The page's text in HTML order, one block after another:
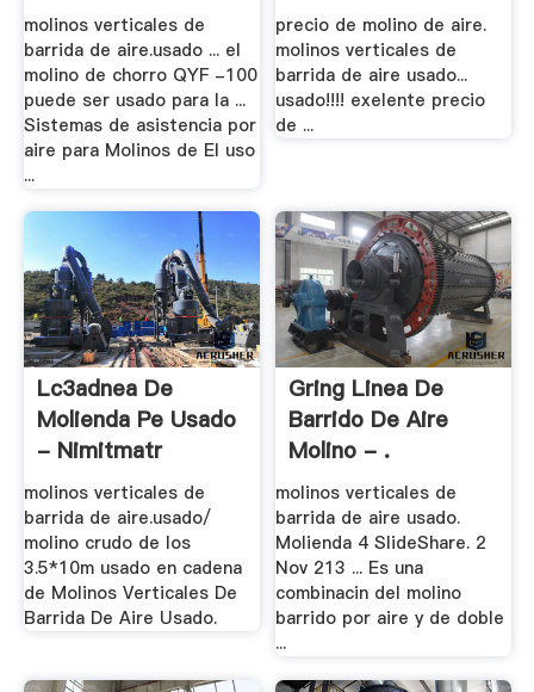
molinos verticales de
barrida de aire.usado ... el
molino de chorro QYF -100
puede ser usado para la ...
Sistemas de asistencia por
aire para Molinos de El uso
...
precio de molino de aire.
molinos verticales de
barrida de aire usado...
usado!!!! exelente precio
de ...
Lc3adnea De
Molienda Pe Usado
- Nimitmatr
molinos verticales de
barrida de aire.usado/
molino crudo de los
3.5*10m usado en cadena
de Molinos Verticales De
Barrida De Aire Usado.
Gring Linea De
Barrido De Aire
Molino - .
molinos verticales de
barrida de aire usado.
Molienda 4 SlideShare. 2
Nov 213 ... Es una
combinacin del molino
barrido por aire y de doble
...